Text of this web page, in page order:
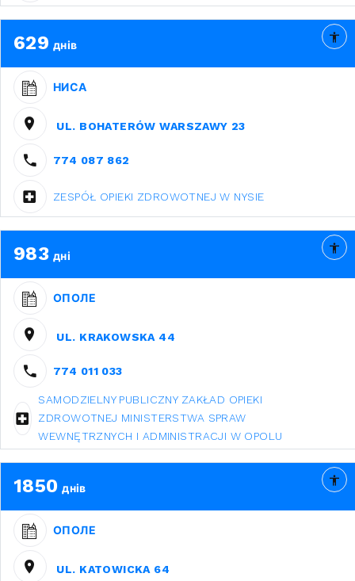
629 днів
НИСА
UL. BOHATERÓW WARSZAWY 23
774 087 862
ZESPÓŁ OPIEKI ZDROWOTNEJ W NYSIE
983 дні
ОПОЛЕ
UL. KRAKOWSKA 44
774 011 033
SAMODZIELNY PUBLICZNY ZAKŁAD OPIEKI
ZDROWOTNEJ MINISTERSTWA SPRAW
WEWNĘTRZNYCH I ADMINISTRACJI W OPOLU
1850 днів
ОПОЛЕ
UL. KATOWICKA 64